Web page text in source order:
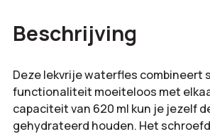
totaal:
Beschrijving
Deze lekvrije waterfles combineert
functionaliteit moeiteloos met
capaciteit van 620 ml kun je jezelf
gehydrateerd houden. Het